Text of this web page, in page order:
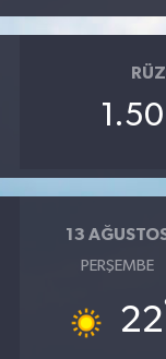
13
PERŞEMBE
22